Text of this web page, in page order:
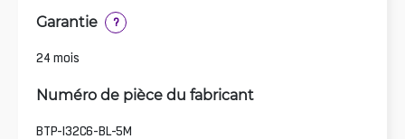
Garantie ?
24 mois
Numéro de pièce du fabricant
BTP-I32C6-BL-5M